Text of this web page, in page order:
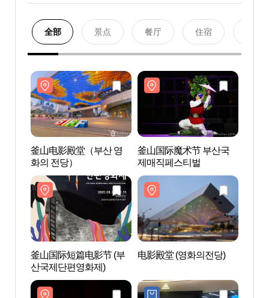
全部 景点 餐厅 住宿
釜山电影殿堂（부산 영
화의 전당）
釜山国际魔术节 부산국
제매직페스티벌
釜山国际短篇电影节 (부
산국제단편영화제)
电影殿堂 (영화의전당)